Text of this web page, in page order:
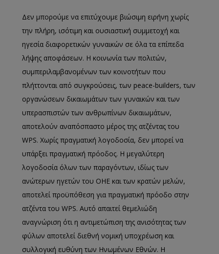
Δεν μπορούμε να επιτύχουμε βιώσιμη ειρήνη χωρίς
την πλήρη, ισότιμη και ουσιαστική συμμετοχή και
ηγεσία διαφορετικών γυναικών σε όλα τα επίπεδα
λήψης αποφάσεων. Η κοινωνία των πολιτών,
συμπεριλαμβανομένων των κοινοτήτων που
πλήττονται από συγκρούσεις, των peace-builders, των
οργανώσεων δικαιωμάτων των γυναικών και των
υπερασπιστών των ανθρωπίνων δικαιωμάτων,
αποτελούν αναπόσπαστο μέρος της ατζέντας του
WPS. Χωρίς πραγματική λογοδοσία, δεν μπορεί να
υπάρξει πραγματική πρόοδος. Η μεγαλύτερη
λογοδοσία όλων των παραγόντων, ιδίως των
ανώτερων ηγετών του ΟΗΕ και των κρατών μελών,
αποτελεί προϋπόθεση για πραγματική πρόοδο στην
ατζέντα του WPS. Αυτό απαιτεί θεμελιώδη
αναγνώριση ότι η αντιμετώπιση της ανισότητας των
φύλων αποτελεί διεθνή νομική υποχρέωση και
συλλογική ευθύνη των Ηνωμένων Εθνών. Η